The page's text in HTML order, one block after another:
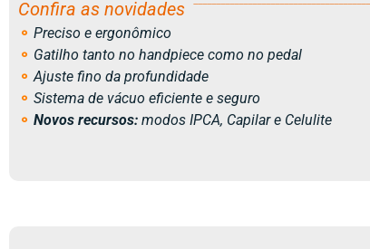
Confira as novidades
⚬ Preciso e ergonômico
⚬ Gatilho tanto no handpiece como no pedal
⚬ Ajuste fino da profundidade
⚬ Sistema de vácuo eficiente e seguro
⚬ Novos recursos: modos IPCA, Capilar e Celulite